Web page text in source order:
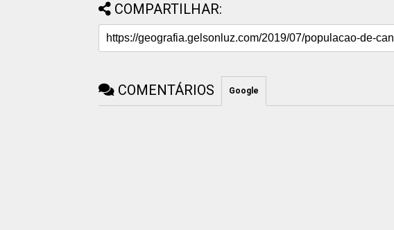
COMPARTILHAR:
COMENTÁRIOS Google